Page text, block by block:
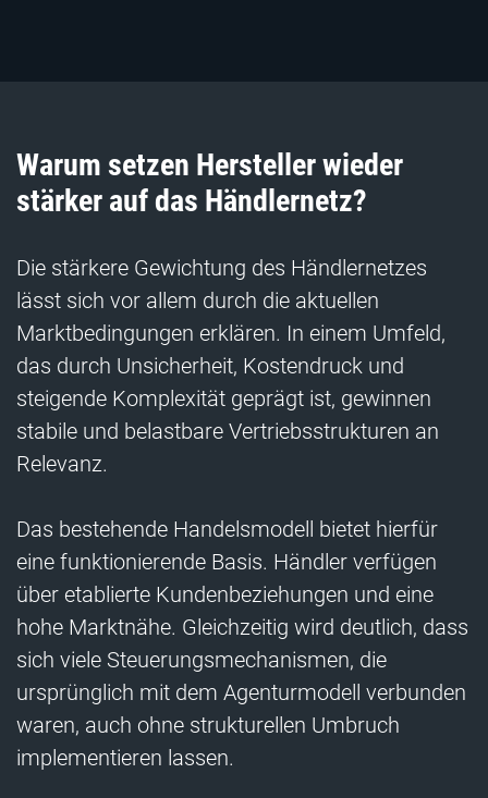
Warum setzen Hersteller wieder
stärker auf das Händlernetz?
Die stärkere Gewichtung des Händlernetzes
lässt sich vor allem durch die aktuellen
Marktbedingungen erklären. In einem Umfeld,
das durch Unsicherheit, Kostendruck und
steigende Komplexität geprägt ist, gewinnen
stabile und belastbare Vertriebsstrukturen an
Relevanz.
Das bestehende Handelsmodell bietet hierfür
eine funktionierende Basis. Händler verfügen
über etablierte Kundenbeziehungen und eine
hohe Marktnähe. Gleichzeitig wird deutlich, dass
sich viele Steuerungsmechanismen, die
ursprünglich mit dem Agenturmodell verbunden
waren, auch ohne strukturellen Umbruch
implementieren lassen.